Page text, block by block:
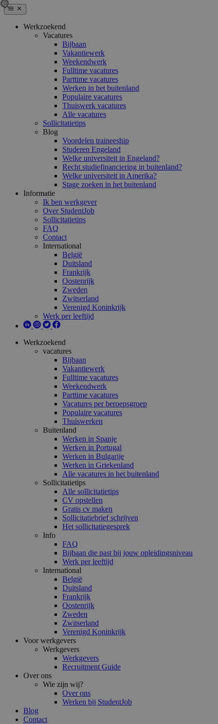
Werkzoekend
Vacatures
Bijbaan
Vakantiewerk
Weekendwerk
Fulltime vacatures
Parttime vacatures
Werken in het buitenland
Populaire vacatures
Thuiswerk vacatures
Alle vacatures
Sollicitatietips
Blog
Voordelen traineeship
Studeren Engeland
Welke universiteit in Engeland?
Recht studiefinanciering in buitenland?
Welke universiteit in Amerika?
Stage zoeken in het buitenland
Informatie
Ik ben werkgever
Over StudentJob
Sollicitatietips
FAQ
Contact
International
België
Duitsland
Frankrijk
Oostenrijk
Zweden
Zwitserland
Verenigd Koninkrijk
Werk per leeftijd
Werkzoekend
vacatures
Bijbaan
Vakantiewerk
Fulltime vacatures
Weekendwerk
Parttime vacatures
Vacatures per beroepsgroep
Populaire vacatures
Thuiswerken
Buitenland
Werken in Spanje
Werken in Portugal
Werken in Bulgarije
Werken in Griekenland
Alle vacatures in het buitenland
Sollicitatietips
Alle sollicitatietips
CV opstellen
Gratis cv maken
Sollicitatiebrief schrijven
Het sollicitatiegesprek
Info
FAQ
Bijbaan die past bij jouw opleidingsniveau
Werk per leeftijd
International
België
Duitsland
Frankrijk
Oostenrijk
Zweden
Zwitserland
Verenigd Koninkrijk
Voor werkgevers
Werkgevers
Werkgevers
Recruitment Guide
Over ons
Wie zijn wij?
Over ons
Werken bij StudentJob
Blog
Contact